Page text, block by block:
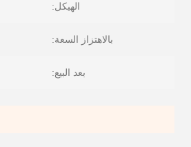
الهيكل:
بالاهتزاز السعة:
بعد البيع: